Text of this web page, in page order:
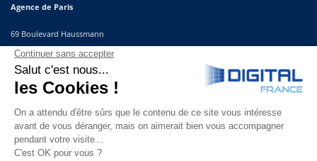
Agence de Paris
69 Boulevard Haussmann
75008, Paris
France
Agence du Sud-Est
291 Rue Albert Caquot
06560 Valbonne